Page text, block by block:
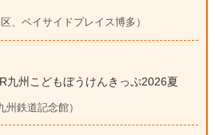
、ベイサイドプレイス博多）
九州こどもぼうけんきっぷ2026夏
鉄道記念館）